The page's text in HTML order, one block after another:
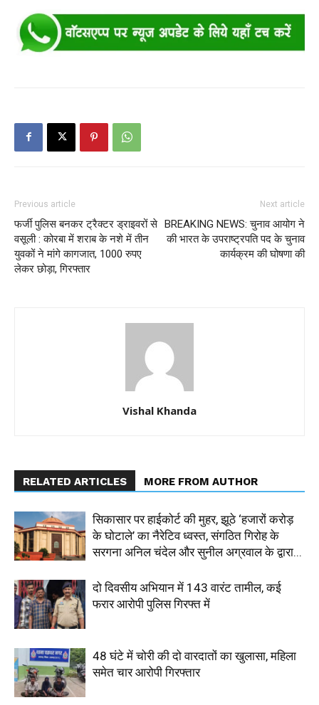
Previous article
फर्जी पुलिस बनकर ट्रैक्टर ड्राइवरों से
वसूली : कोरबा में शराब के नशे में तीन
युवकों ने मांगे कागजात, 1000 रुपए
लेकर छोड़ा, गिरफ्तार
Next article
BREAKING NEWS: चुनाव आयोग ने
की भारत के उपराष्ट्रपति पद के चुनाव
कार्यक्रम की घोषणा की
Vishal Khanda
RELATED ARTICLES MORE FROM AUTHOR
सिकासार पर हाईकोर्ट की मुहर, झूठे ‘हजारों करोड़
के घोटाले’ का नैरेटिव ध्वस्त, संगठित गिरोह के
सरगना अनिल चंदेल और सुनील अग्रवाल के द्वारा...
दो दिवसीय अभियान में 143 वारंट तामील, कई
फरार आरोपी पुलिस गिरफ्त में
48 घंटे में चोरी की दो वारदातों का खुलासा, महिला
समेत चार आरोपी गिरफ्तार